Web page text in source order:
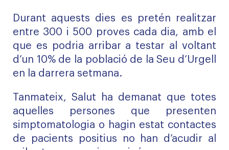
Durant aquests dies es pretén realitzar
entre 300 i 500 proves cada dia, amb el
que es podria arribar a testar al voltant
d’un 10% de la població de la Seu d’Urgell
en la darrera setmana.
Tanmateix, Salut ha demanat que totes
aquelles persones que presenten
simptomatologia o hagin estat contactes
de pacients positius no han d’acudir al